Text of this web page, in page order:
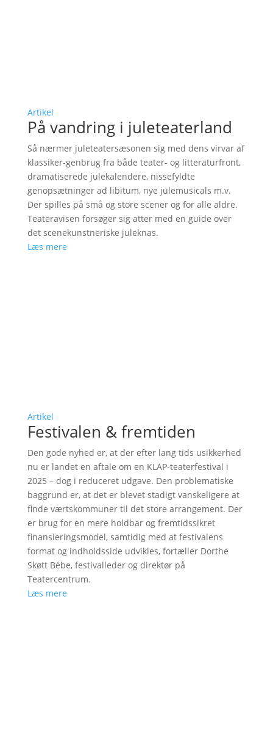
Artikel
På vandring i juleteaterland
Så nærmer juleteatersæsonen sig med dens virvar af
klassiker-genbrug fra både teater- og litteraturfront,
dramatiserede julekalendere, nissefyldte
genopsætninger ad libitum, nye julemusicals m.v.
Der spilles på små og store scener og for alle aldre.
Teateravisen forsøger sig atter med en guide over
det scenekunstneriske juleknas.
Læs mere
Artikel
Festivalen & fremtiden
Den gode nyhed er, at der efter lang tids usikkerhed
nu er landet en aftale om en KLAP-teaterfestival i
2025 – dog i reduceret udgave. Den problematiske
baggrund er, at det er blevet stadigt vanskeligere at
finde værtskommuner til det store arrangement. Der
er brug for en mere holdbar og fremtidssikret
finansieringsmodel, samtidig med at festivalens
format og indholdsside udvikles, fortæller Dorthe
Skøtt Bébe, festivalleder og direktør på
Teatercentrum.
Læs mere